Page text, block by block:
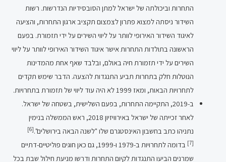
התחרות וביכולתה של ישראל למתן הסובסידיות הנדרשות. רשות
השידור ניסתה למצוא פתרון לצמצום תקציב ארגון התחרות, והציעה
לאיגוד השידור האירופי לוותר על ליווי השירים על ידי תזמורת. בפעם
הראשונה בתולדות התחרות אישר איגוד השידור האירופי לוותר על ליווי
השירים על ידי תזמורת חיה באולם, ובלבד שאף אחת מהמדינות
הנוטלות חלק בתחרות תביע התנגדות להצעה. הדבר שימש תקדים
לתחרויות הבאות, ומאז 1999 לא היה עוד ליווי של תזמורת בתחרויות.
ב-2019, התקיימה התחרות, בפעם השלישית, בשטחה של ישראל.
לאחר זכייתה של ישראל באירוויזיון 2018, ראש הממשלה בנימין
נתניהו כתב בחשבון האינסטגרם שלו "לשנה הבאה בירושלים".[6]
[7]
בדומה לתחרויות ב-1979 ו-1999, גם כאן חוגים פוליטיים-דתיים
שמרנים הביעו התנגדות לקיום התחרות ודרשו מניעת חילול שבת בכל